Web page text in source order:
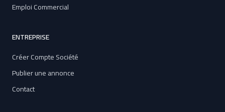
Emploi Commercial
ENTREPRISE
Créer Compte Société
Publier une annonce
Contact